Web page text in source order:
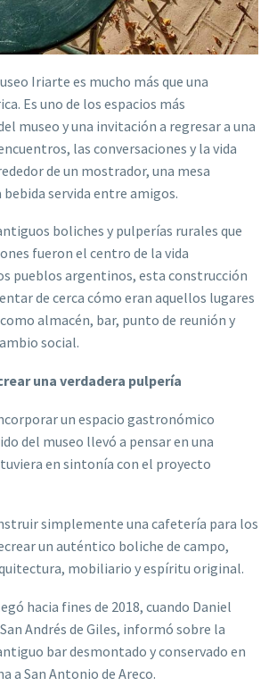
Iriarte es mucho más que una
Es uno de los espacios más
museo y una invitación a regresar a una
las conversaciones y la vida
de un mostrador, una mesa
servida entre amigos.
boliches y pulperías rurales que
fueron el centro de la vida
pueblos argentinos, esta construcción
de cerca cómo eran aquellos lugares
almacén, bar, punto de reunión y
social.
una verdadera pulpería
un espacio gastronómico
del museo llevó a pensar en una
en sintonía con el proyecto
simplemente una cafetería para los
un auténtico boliche de campo,
mobiliario y espíritu original.
hacia fines de 2018, cuando Daniel
Andrés de Giles, informó sobre la
bar desmontado y conservado en
a San Antonio de Areco.